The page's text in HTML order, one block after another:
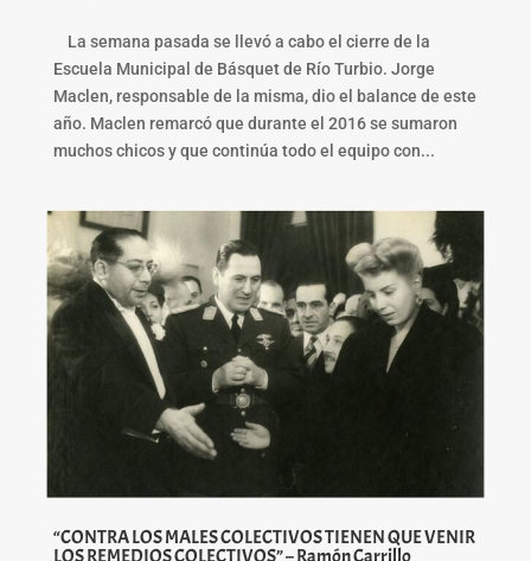
La semana pasada se llevó a cabo el cierre de la
Escuela Municipal de Básquet de Río Turbio. Jorge
Maclen, responsable de la misma, dio el balance de este
año. Maclen remarcó que durante el 2016 se sumaron
muchos chicos y que continúa todo el equipo con...
“CONTRA LOS MALES COLECTIVOS TIENEN QUE VENIR